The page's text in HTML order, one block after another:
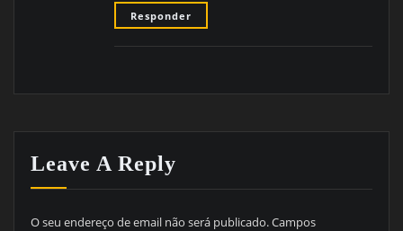
Responder
Leave A Reply
O seu endereço de email não será publicado.Campos